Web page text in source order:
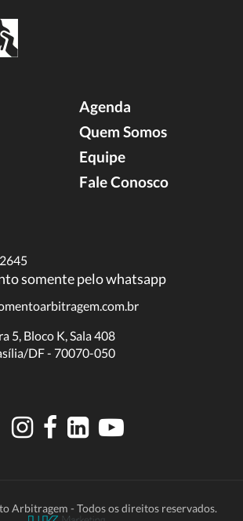
Agenda
Quem Somos
Equipe
Fale Conosco
somente pelo whatsapp
5, Bloco K, Sala 408
DF - 70070-050
Arbitragem - Todos os direitos reservados.